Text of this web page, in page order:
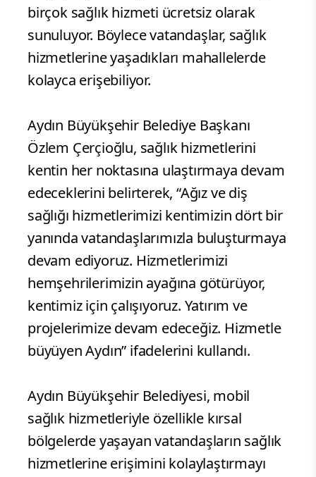
birçok sağlık hizmeti ücretsiz olarak
sunuluyor. Böylece vatandaşlar, sağlık
hizmetlerine yaşadıkları mahallelerde
kolayca erişebiliyor.
Aydın Büyükşehir Belediye Başkanı
Özlem Çerçioğlu, sağlık hizmetlerini
kentin her noktasına ulaştırmaya devam
edeceklerini belirterek, “Ağız ve diş
sağlığı hizmetlerimizi kentimizin dört bir
yanında vatandaşlarımızla buluşturmaya
devam ediyoruz. Hizmetlerimizi
hemşehrilerimizin ayağına götürüyor,
kentimiz için çalışıyoruz. Yatırım ve
projelerimize devam edeceğiz. Hizmetle
büyüyen Aydın” ifadelerini kullandı.
Aydın Büyükşehir Belediyesi, mobil
sağlık hizmetleriyle özellikle kırsal
bölgelerde yaşayan vatandaşların sağlık
hizmetlerine erişimini kolaylaştırmayı